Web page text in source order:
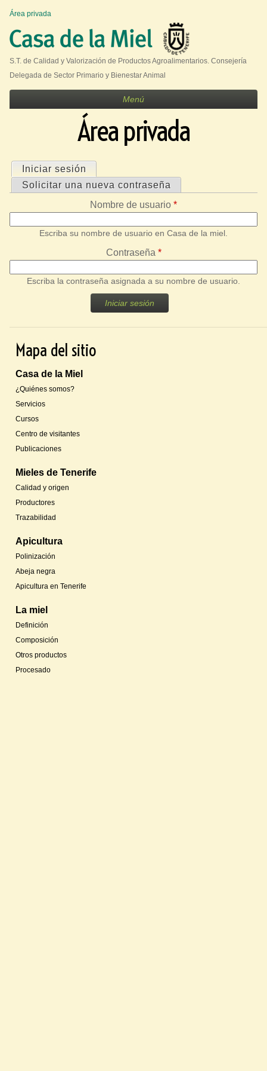
S.T. de Calidad y Valorización de Productos Agroalimentarios. Consejería
Delegada de Sector Primario y Bienestar Animal
U
s
e
r
m
e
Área privada
Menú
Área privada
S
l
a
n
p
a
e
Iniciar sesión
Solicitar una nueva contraseña
Nombre de usuario *
Escriba su nombre de usuario en Casa de la miel.
Contraseña *
Escriba la contraseña asignada a su nombre de usuario.
Mapa del sitio
Casa de la Miel
¿Quiénes somos?
Servicios
Cursos
Centro de visitantes
Publicaciones
Mieles de Tenerife
Calidad y origen
Productores
Trazabilidad
Apicultura
Polinización
Abeja negra
Apicultura en Tenerife
La miel
Definición
Composición
Otros productos
Procesado